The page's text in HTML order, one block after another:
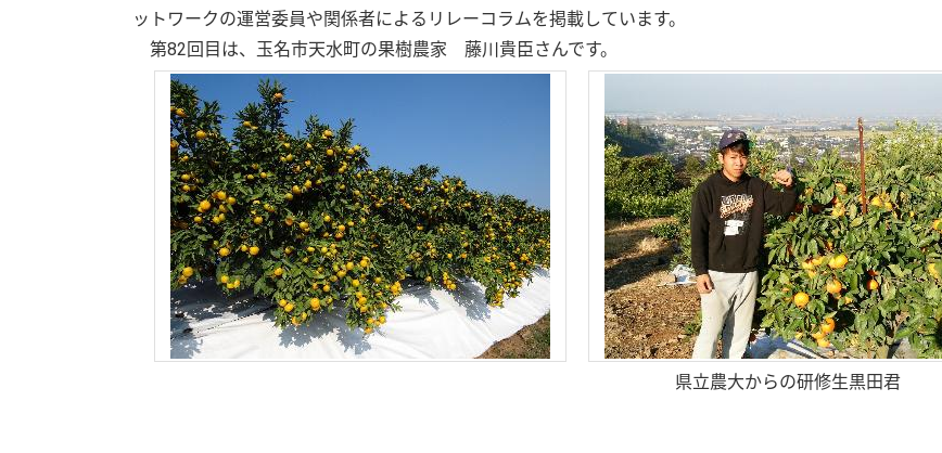
ットワークの運営委員や関係者によるリレーコラムを掲載しています。
第82回目は、玉名市天水町の果樹農家 藤川貴臣さんです。
県立農大からの研修生黒田君